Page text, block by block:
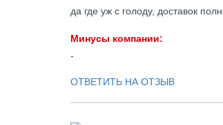
да где уж с голоду, доставок
Минусы компании:
-
ОТВЕТИТЬ НА ОТЗЫВ